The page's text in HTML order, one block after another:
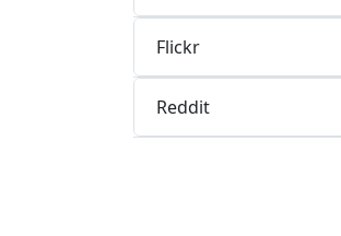
Flickr
Reddit